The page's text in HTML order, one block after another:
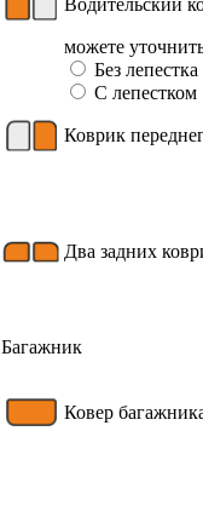
Водительский
можете
Без лепестка
С лепестком
Коврик
Два задних
Багажник
Ковер